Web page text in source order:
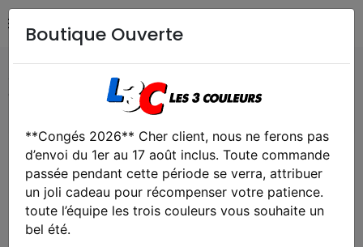
Collection
Boutique Ouverte
**Congés 2026** Cher client, nous ne ferons pas
d’envoi du 1er au 17 août inclus. Toute commande
passée pendant cette période se verra, attribuer
un joli cadeau pour récompenser votre patience.
toute l’équipe les trois couleurs vous souhaite un
bel été.